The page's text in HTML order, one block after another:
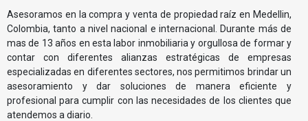
Asesoramos en la compra y venta de propiedad raíz en Medellin,
Colombia, tanto a nivel nacional e internacional. Durante más de
mas de 13 años en esta labor inmobiliaria y orgullosa de formar y
contar con diferentes alianzas estratégicas de empresas
especializadas en diferentes sectores, nos permitimos brindar un
asesoramiento y dar soluciones de manera eficiente y
profesional para cumplir con las necesidades de los clientes que
atendemos a diario.